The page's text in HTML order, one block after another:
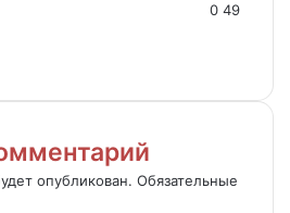
0 49
опубликован. Обязательные